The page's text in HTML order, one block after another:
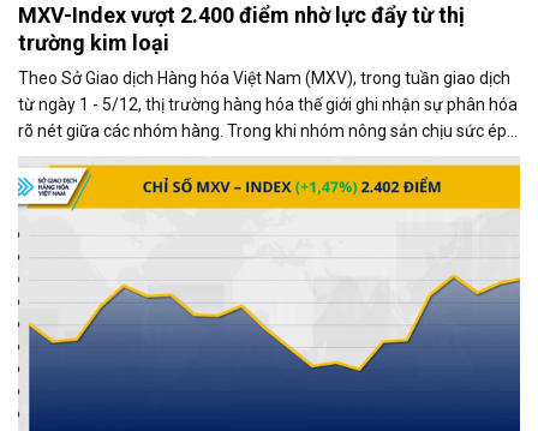
MXV-Index vượt 2.400 điểm nhờ lực đẩy từ thị
trường kim loại
Theo Sở Giao dịch Hàng hóa Việt Nam (MXV), trong tuần giao dịch
từ ngày 1 - 5/12, thị trường hàng hóa thế giới ghi nhận sự phân hóa
rõ nét giữa các nhóm hàng. Trong khi nhóm nông sản chịu sức ép
từ những diễn biến mới trong quan hệ thương mại Mỹ - Trung, thị
trường kim loại lại giao dịch khởi sắc, trở thành động lực chính kéo
chỉ số MXV-Index tăng mạnh.